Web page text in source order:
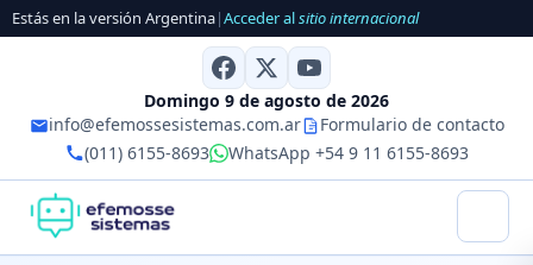
Estás en la versión Argentina|Acceder alsitio internacional
Domingo 9 de agosto de 2026
info@efemossesistemas.com.ar
Formulario de contacto
(011) 6155-8693
WhatsApp +54 9 11 6155-8693